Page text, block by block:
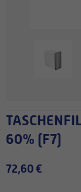
TASCHENFILTER 500x690-360/6 ePM1
60% (F7)
72,60 €